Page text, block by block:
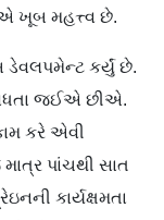
ખૂબ મહત્ત્વ છે.
કર્યું છે.
જઈએ છીએ.
કરે એવી
પાંચથી સાત
કાર્યક્ષમતા